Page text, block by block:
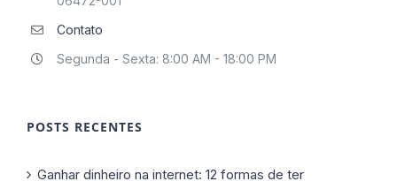
Contato
Segunda - Sexta: 8:00 AM - 18:00 PM
POSTS RECENTES
Ganhar dinheiro na internet: 12 formas de ter